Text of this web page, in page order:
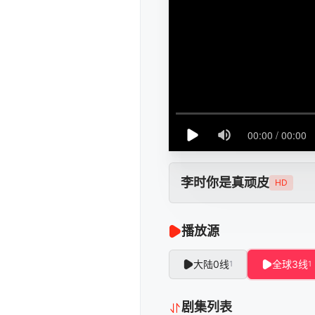
李时你是真顽皮 HD
播放源
大陆0线1 全球3线1
剧集列表